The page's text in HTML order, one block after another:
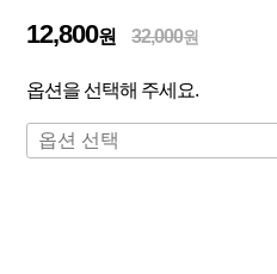
12,800원 32,000원
옵션을 선택해 주세요.